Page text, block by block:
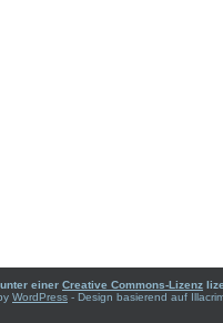
einer Creative Commons-Lizenz
WordPress - Design basierend auf